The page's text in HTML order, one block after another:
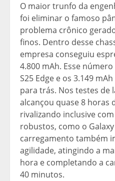
O maior trunfo da
foi eliminar o famoso
problema crônico
finos. Dentro desse
empresa conseguiu
4.800 mAh. Esse
S25 Edge e os 3.149
para trás. Nos testes de
alcançou quase 8 horas
rivalizando inclusive
robustos, como o
carregamento também
agilidade, atingindo a
hora e completando a
40 minutos.